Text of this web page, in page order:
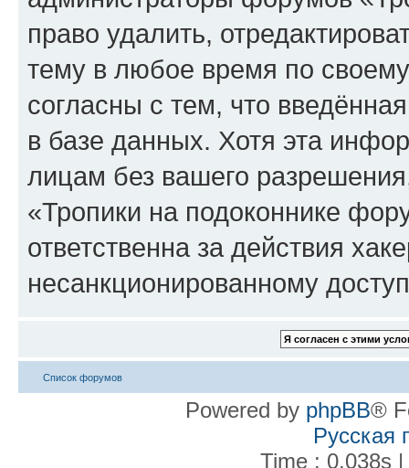
право удалить,
тему в любое время по
согласны с тем, что
в базе данных. Хотя эта
лицам без вашего
«Тропики на подоконнике
ответственна за действия
несанкционированному
Список форумов
Powered by phpBB®
Русская
Time : 0.038s